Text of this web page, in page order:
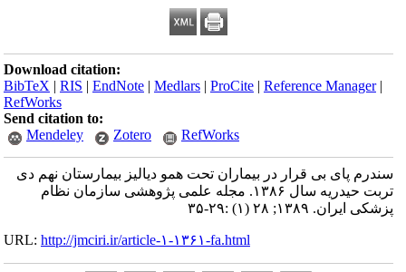
Download citation:
BibTeX |RIS |EndNote |Medlars |ProCite |Reference Manager
RefWorks
Send citation to:
Mendeley
Zotero RefWorks
سندرم پای بی قرار در بیماران تحت همو دیالیز بیمارستان نهم دی
تربت حیدریه سال ۱۳۸۶. مجله علمی پژوهشی سازمان نظام
پزشکی ایران. ۱۳۸۹; ۲۸ (۱) :۲۹-۳۵
URL:http://jmciri.ir/article-۱-۱۳۶۱-fa.html